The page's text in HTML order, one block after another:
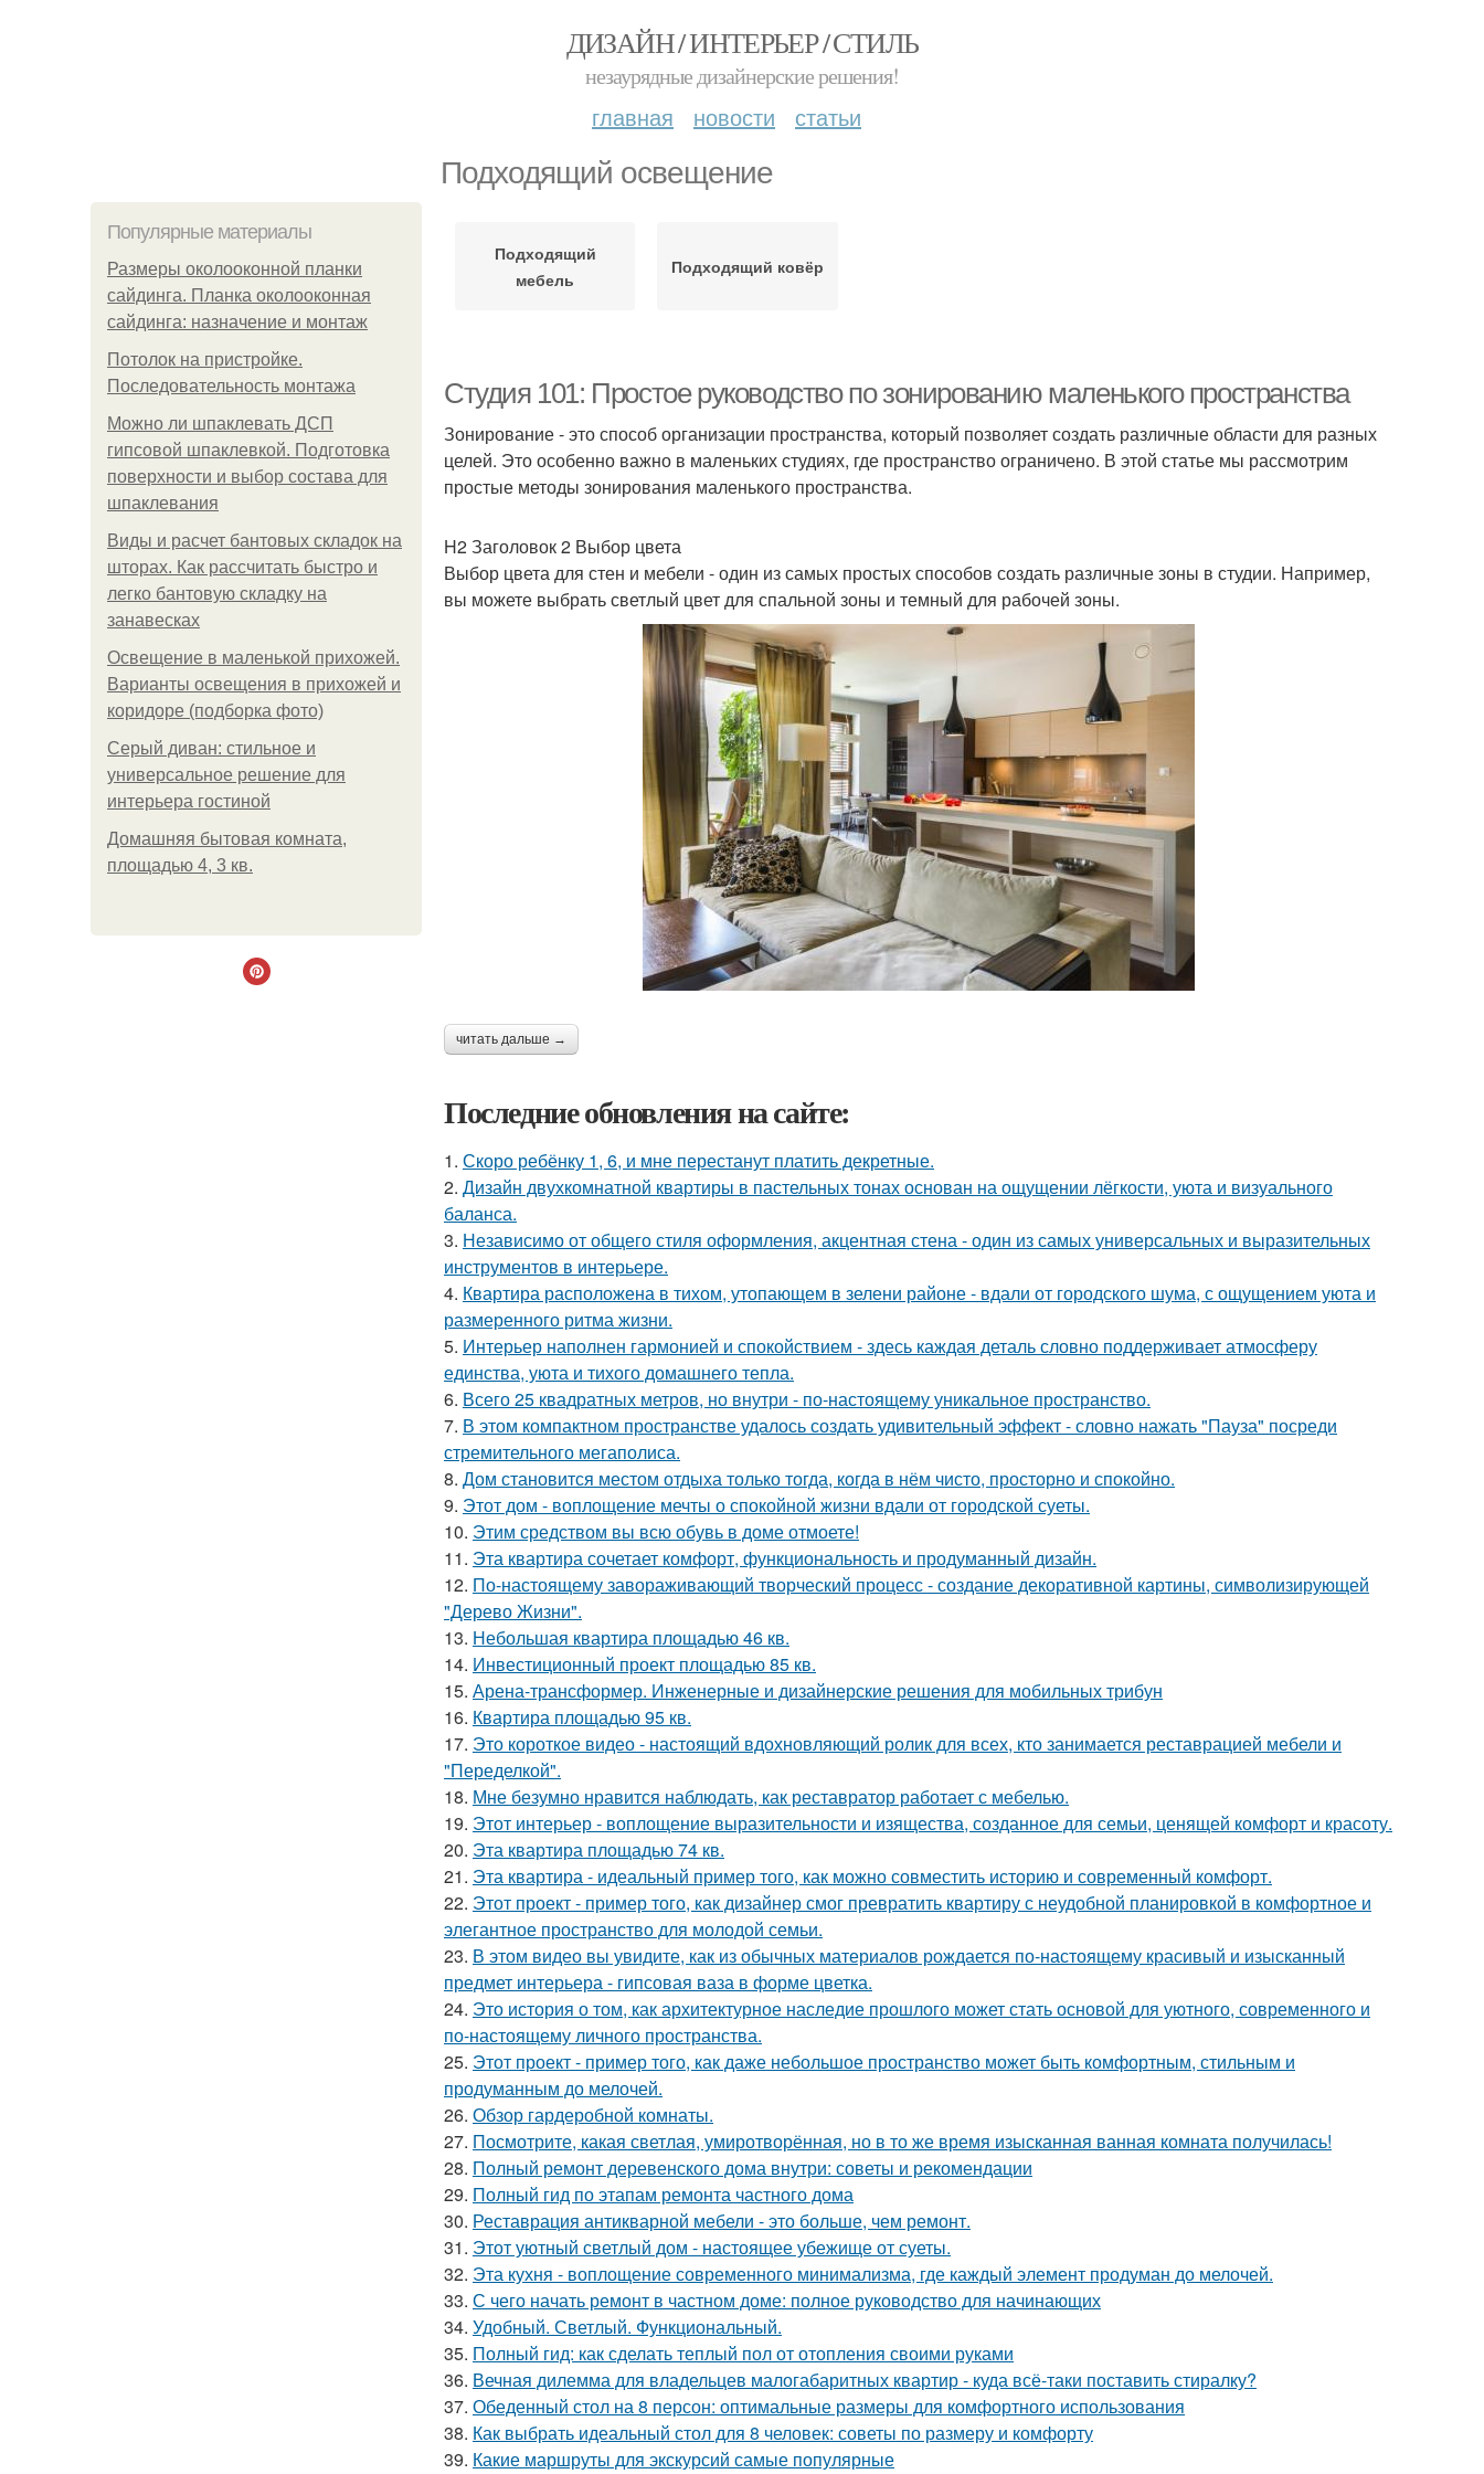
ДИЗАЙН / ИНТЕРЬЕР / СТИЛЬ
незаурядные дизайнерские решения!
главная новости статьи
Подходящий освещение
Популярные материалы
Размеры околооконной планки
сайдинга. Планка околооконная
сайдинга: назначение и монтаж
Потолок на пристройке.
Последовательность монтажа
Можно ли шпаклевать ДСП
гипсовой шпаклевкой. Подготовка
поверхности и выбор состава для
шпаклевания
Виды и расчет бантовых складок на
шторах. Как рассчитать быстро и
легко бантовую складку на
занавесках
Освещение в маленькой прихожей.
Варианты освещения в прихожей и
коридоре (подборка фото)
Серый диван: стильное и
универсальное решение для
интерьера гостиной
Домашняя бытовая комната,
площадью 4, 3 кв.
Подходящий
мебель
Подходящий ковёр
Студия 101: Простое руководство по зонированию маленького пространства
Зонирование - это способ организации пространства, который позволяет создать различные области для разных
целей. Это особенно важно в маленьких студиях, где пространство ограничено. В этой статье мы рассмотрим
простые методы зонирования маленького пространства.
H2 Заголовок 2 Выбор цвета
Выбор цвета для стен и мебели - один из самых простых способов создать различные зоны в студии. Например,
вы можете выбрать светлый цвет для спальной зоны и темный для рабочей зоны.
читать дальше →
Последние обновления на сайте:
1. Скоро ребёнку 1, 6, и мне перестанут платить декретные.
2. Дизайн двухкомнатной квартиры в пастельных тонах основан на ощущении лёгкости, уюта и визуального
баланса.
3. Независимо от общего стиля оформления, акцентная стена - один из самых универсальных и выразительных
инструментов в интерьере.
4. Квартира расположена в тихом, утопающем в зелени районе - вдали от городского шума, с ощущением уюта и
размеренного ритма жизни.
5. Интерьер наполнен гармонией и спокойствием - здесь каждая деталь словно поддерживает атмосферу
единства, уюта и тихого домашнего тепла.
6. Всего 25 квадратных метров, но внутри - по-настоящему уникальное пространство.
7. В этом компактном пространстве удалось создать удивительный эффект - словно нажать "Пауза" посреди
стремительного мегаполиса.
8. Дом становится местом отдыха только тогда, когда в нём чисто, просторно и спокойно.
9. Этот дом - воплощение мечты о спокойной жизни вдали от городской суеты.
10. Этим средством вы всю обувь в доме отмоете!
11. Эта квартира сочетает комфорт, функциональность и продуманный дизайн.
12. По-настоящему завораживающий творческий процесс - создание декоративной картины, символизирующей
"Дерево Жизни".
13. Небольшая квартира площадью 46 кв.
14. Инвестиционный проект площадью 85 кв.
15. Арена-трансформер. Инженерные и дизайнерские решения для мобильных трибун
16. Квартира площадью 95 кв.
17. Это короткое видео - настоящий вдохновляющий ролик для всех, кто занимается реставрацией мебели и
"Переделкой".
18. Мне безумно нравится наблюдать, как реставратор работает с мебелью.
19. Этот интерьер - воплощение выразительности и изящества, созданное для семьи, ценящей комфорт и красоту.
20. Эта квартира площадью 74 кв.
21. Эта квартира - идеальный пример того, как можно совместить историю и современный комфорт.
22. Этот проект - пример того, как дизайнер смог превратить квартиру с неудобной планировкой в комфортное и
элегантное пространство для молодой семьи.
23. В этом видео вы увидите, как из обычных материалов рождается по-настоящему красивый и изысканный
предмет интерьера - гипсовая ваза в форме цветка.
24. Это история о том, как архитектурное наследие прошлого может стать основой для уютного, современного и
по-настоящему личного пространства.
25. Этот проект - пример того, как даже небольшое пространство может быть комфортным, стильным и
продуманным до мелочей.
26. Обзор гардеробной комнаты.
27. Посмотрите, какая светлая, умиротворённая, но в то же время изысканная ванная комната получилась!
28. Полный ремонт деревенского дома внутри: советы и рекомендации
29. Полный гид по этапам ремонта частного дома
30. Реставрация антикварной мебели - это больше, чем ремонт.
31. Этот уютный светлый дом - настоящее убежище от суеты.
32. Эта кухня - воплощение современного минимализма, где каждый элемент продуман до мелочей.
33. С чего начать ремонт в частном доме: полное руководство для начинающих
34. Удобный. Светлый. Функциональный.
35. Полный гид: как сделать теплый пол от отопления своими руками
36. Вечная дилемма для владельцев малогабаритных квартир - куда всё-таки поставить стиралку?
37. Обеденный стол на 8 персон: оптимальные размеры для комфортного использования
38. Как выбрать идеальный стол для 8 человек: советы по размеру и комфорту
39. Какие маршруты для экскурсий самые популярные